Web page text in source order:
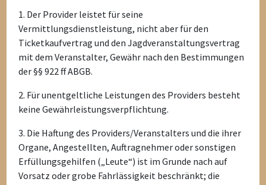
1. Der Provider leistet für seine
Vermittlungsdienstleistung, nicht aber für den
Ticketkaufvertrag und den Jagdveranstaltungsvertrag
mit dem Veranstalter, Gewähr nach den Bestimmungen
der §§ 922 ff ABGB.
2. Für unentgeltliche Leistungen des Providers besteht
keine Gewährleistungsverpflichtung.
3. Die Haftung des Providers/Veranstalters und die ihrer
Organe, Angestellten, Auftragnehmer oder sonstigen
Erfüllungsgehilfen („Leute“) ist im Grunde nach auf
Vorsatz oder grobe Fahrlässigkeit beschränkt; die